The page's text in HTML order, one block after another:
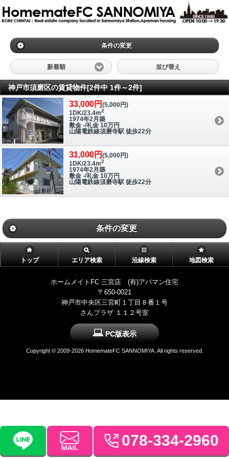
条件の変更
新着順 並び替え
神戸市須磨区の賃貸物件[2件中 1件～2件]
33,000円 (5,000円)
1DK/23.4m2
1974年2月築
敷金 -/礼金 10万円
山陽電鉄線須磨寺駅 徒歩22分
31,000円 (5,000円)
1DK/23.4m2
1974年2月築
敷金 -/礼金 10万円
山陽電鉄線須磨寺駅 徒歩22分
条件の変更
トップ エリア検索 沿線検索 地図検索
ホームメイトFC 三宮店 (有)アパマン住宅
〒650-0021
神戸市中央区三宮町１丁目８番１号
さんプラザ １１２号室
078-334-2960
PC版表示
Copyright © 2009-2026 HomemateFC SANNOMIYA. All rights reserved.